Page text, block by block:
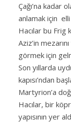
Çağı’na kadar
anlamak için elli
Hacılar bu Frig
Aziz’in
görmek için
Son yıllarda
kapısı’ndan
Martyrion’a
Hacılar, bir
yapısının yer